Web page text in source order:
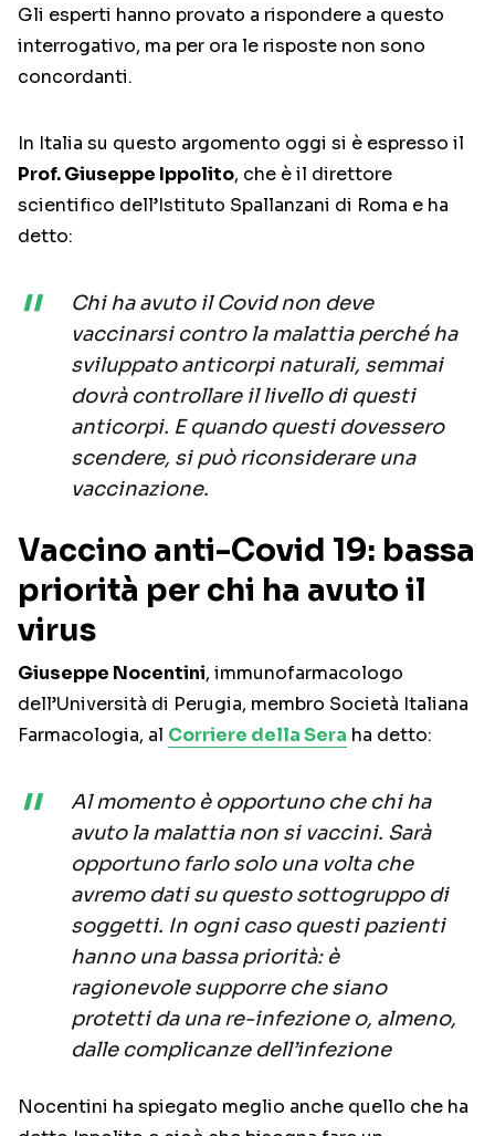
Gli esperti hanno provato a rispondere a questo
interrogativo, ma per ora le risposte non sono
concordanti.
In Italia su questo argomento oggi si è espresso il
Prof. Giuseppe Ippolito, che è il direttore
scientifico dell’Istituto Spallanzani di Roma e ha
detto:
Chi ha avuto il Covid non deve
vaccinarsi contro la malattia perché ha
sviluppato anticorpi naturali, semmai
dovrà controllare il livello di questi
anticorpi. E quando questi dovessero
scendere, si può riconsiderare una
vaccinazione.
Vaccino anti-Covid 19: bassa
priorità per chi ha avuto il
virus
Giuseppe Nocentini, immunofarmacologo
dell’Università di Perugia, membro Società Italiana
Farmacologia, al Corriere della Sera ha detto:
Al momento è opportuno che chi ha
avuto la malattia non si vaccini. Sarà
opportuno farlo solo una volta che
avremo dati su questo sottogruppo di
soggetti. In ogni caso questi pazienti
hanno una bassa priorità: è
ragionevole supporre che siano
protetti da una re-infezione o, almeno,
dalle complicanze dell’infezione
Nocentini ha spiegato meglio anche quello che ha